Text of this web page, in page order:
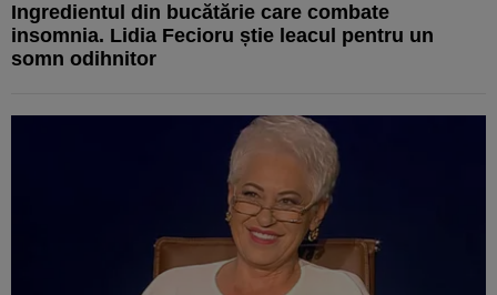
Ingredientul din bucătărie care combate
insomnia. Lidia Fecioru știe leacul pentru un
somn odihnitor